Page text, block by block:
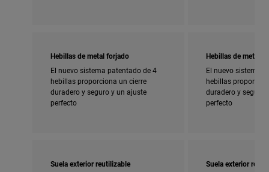
Hebillas de metal forjado
El nuevo sistema patentado de 4
hebillas proporciona un cierre
duradero y seguro y un ajuste
perfecto
Hebillas de metal
El nuevo sistema
hebillas
duradero y seguro
perfecto
Suela exterior reutilizable
Suela exterior